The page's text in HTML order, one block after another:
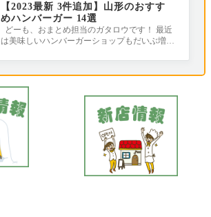
【2023最新 3件追加】山形のおすす
めハンバーガー 14選
どーも、おまとめ担当のガタロウです！ 最近
は美味しいハンバーガーショップもだいぶ増え